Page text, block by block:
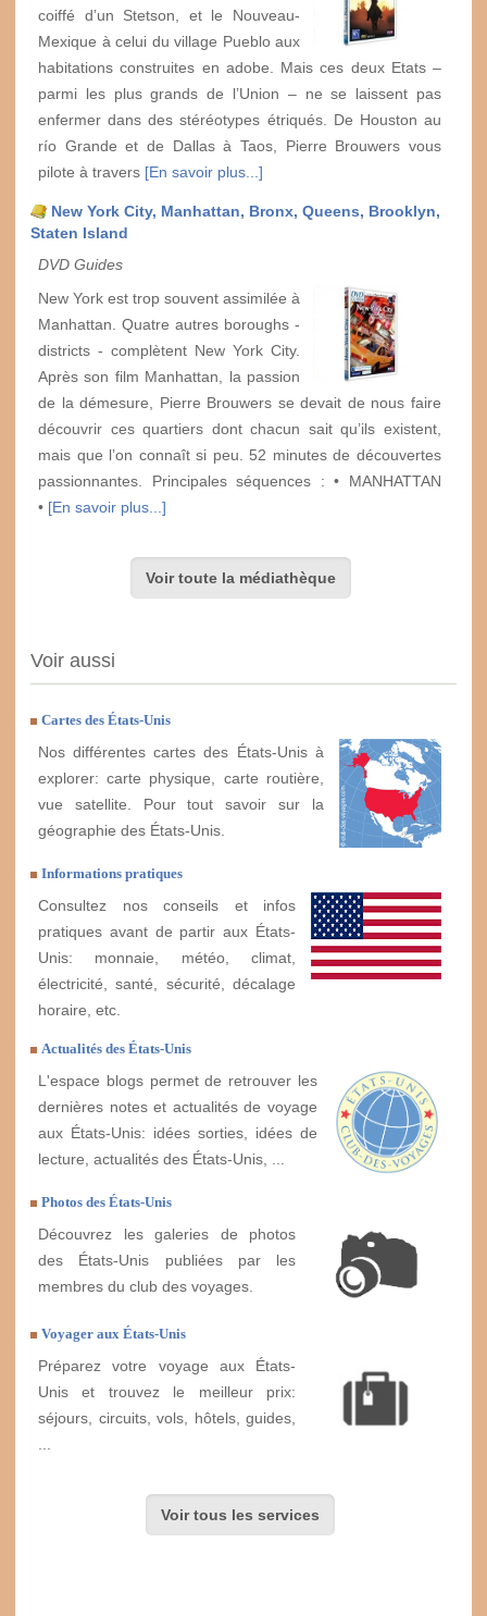
coiffé d’un Stetson, et le Nouveau-
Mexique à celui du village Pueblo aux
habitations construites en adobe. Mais ces deux Etats –
parmi les plus grands de l’Union – ne se laissent pas
enfermer dans des stéréotypes étriqués. De Houston au
río Grande et de Dallas à Taos, Pierre Brouwers vous
pilote à travers [En savoir plus...]
New York City, Manhattan, Bronx, Queens, Brooklyn,
Staten Island
DVD Guides
New York est trop souvent assimilée à
Manhattan. Quatre autres boroughs -
districts - complètent New York City.
Après son film Manhattan, la passion
de la démesure, Pierre Brouwers se devait de nous faire
découvrir ces quartiers dont chacun sait qu’ils existent,
mais que l’on connaît si peu. 52 minutes de découvertes
passionnantes. Principales séquences : • MANHATTAN
• [En savoir plus...]
Voir toute la médiathèque
Voir aussi
Cartes des États-Unis
Nos différentes cartes des États-Unis à
explorer: carte physique, carte routière,
vue satellite. Pour tout savoir sur la
géographie des États-Unis.
Informations pratiques
Consultez nos conseils et infos
pratiques avant de partir aux États-
Unis: monnaie, météo, climat,
électricité, santé, sécurité, décalage
horaire, etc.
Actualités des États-Unis
L'espace blogs permet de retrouver les
dernières notes et actualités de voyage
aux États-Unis: idées sorties, idées de
lecture, actualités des États-Unis, ...
Photos des États-Unis
Découvrez les galeries de photos
des États-Unis publiées par les
membres du club des voyages.
Voyager aux États-Unis
Préparez votre voyage aux États-
Unis et trouvez le meilleur prix:
séjours, circuits, vols, hôtels, guides,
Voir tous les services